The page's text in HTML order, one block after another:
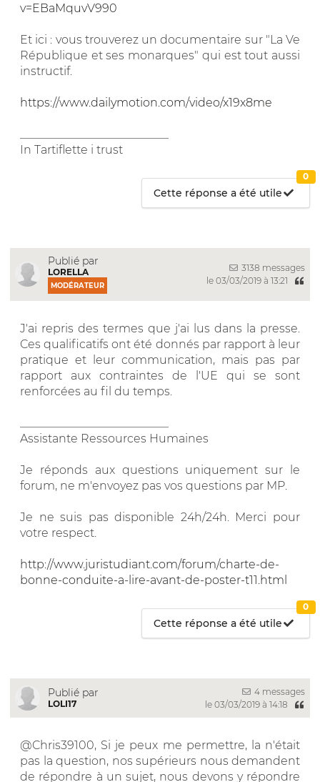
v=EBaMquvV990
Et ici : vous trouverez un documentaire sur "La Ve
République et ses monarques" qui est tout aussi
instructif.
https://www.dailymotion.com/video/x19x8me
In Tartiflette i trust
Cette réponse a été utile
0
Publié par
LORELLA
MODÉRATEUR
3138 messages
le 03/03/2019 à 13:21
J'ai repris des termes que j'ai lus dans la presse.
Ces qualificatifs ont été donnés par rapport à leur
pratique et leur communication, mais pas par
rapport aux contraintes de l'UE qui se sont
renforcées au fil du temps.
Assistante Ressources Humaines
Je réponds aux questions uniquement sur le
forum, ne m'envoyez pas vos questions par MP.
Je ne suis pas disponible 24h/24h. Merci pour
votre respect.
http://www.juristudiant.com/forum/charte-de-
bonne-conduite-a-lire-avant-de-poster-t11.html
Cette réponse a été utile
0
Publié par
LOLI17
4 messages
le 03/03/2019 à 14:18
@Chris39100, Si je peux me permettre, la n'était
pas la question, nos supérieurs nous demandent
de répondre à un sujet, nous devons y répondre